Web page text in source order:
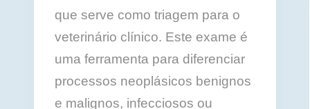
que serve como triagem para o
veterinário clínico. Este exame é
uma ferramenta para diferenciar
processos neoplásicos benignos
e malignos, infecciosos ou